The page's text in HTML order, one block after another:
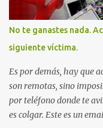
No te ganastes nada.
siguiente víctima.
Es por demás, hay que
son remotas, sino
por teléfono donde te
es colgar. Este es un